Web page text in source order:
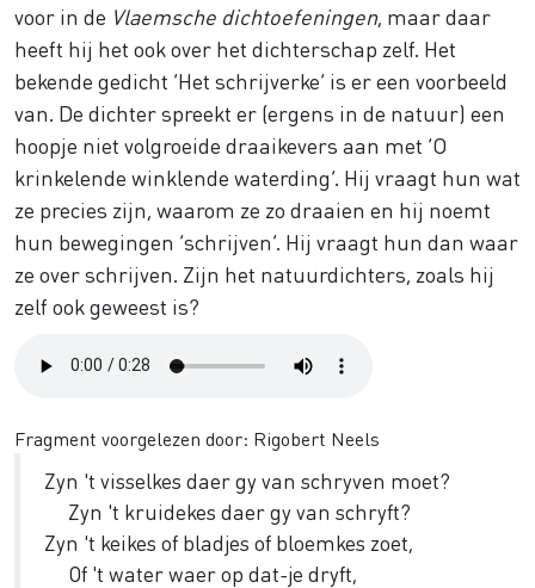
voor in de Vlaemsche dichtoefeningen, maar daar
heeft hij het ook over het dichterschap zelf. Het
bekende gedicht ‘Het schrijverke’ is er een voorbeeld
van. De dichter spreekt er (ergens in de natuur) een
hoopje niet volgroeide draaikevers aan met ‘O
krinkelende winklende waterding’. Hij vraagt hun wat
ze precies zijn, waarom ze zo draaien en hij noemt
hun bewegingen ‘schrijven’. Hij vraagt hun dan waar
ze over schrijven. Zijn het natuurdichters, zoals hij
zelf ook geweest is?
file
Fragment voorgelezen door: Rigobert Neels
Zyn 't visselkes daer gy van schryven moet?
Zyn 't kruidekes daer gy van schryft?
Zyn 't keikes of bladjes of bloemkes zoet,
Of 't water waer op dat-je dryft,